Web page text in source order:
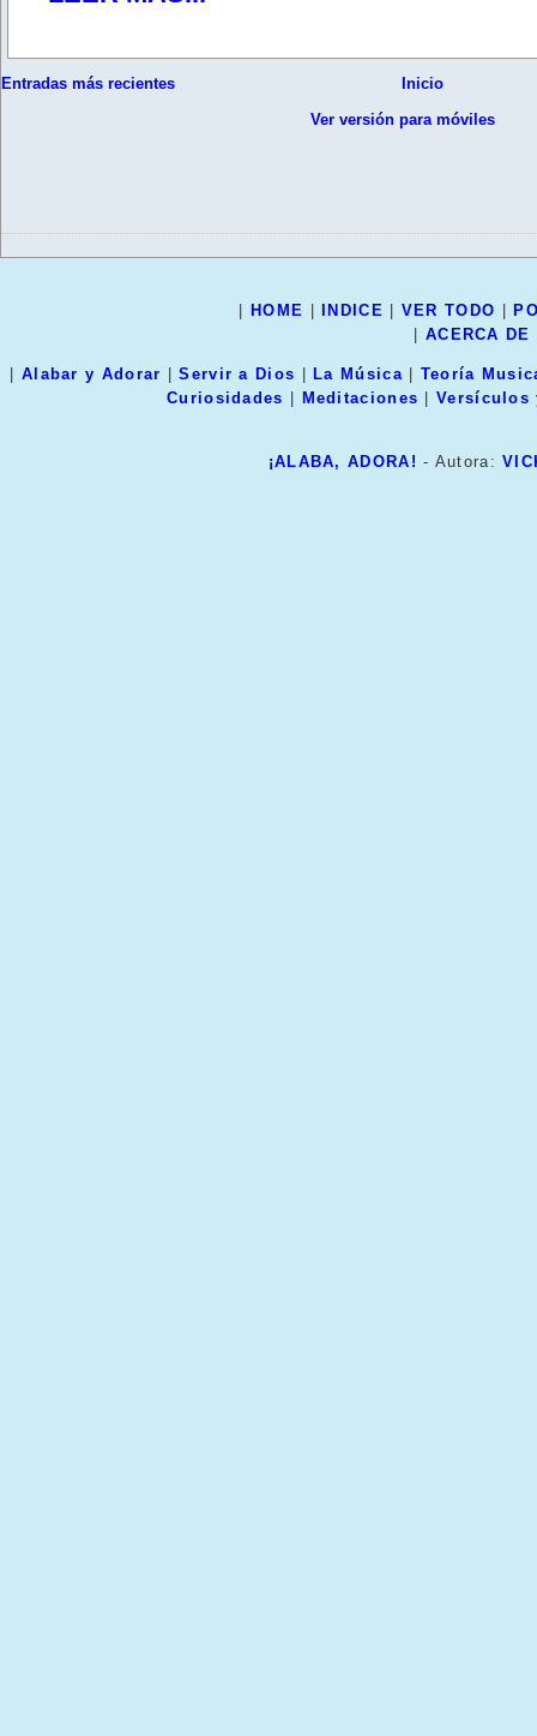
Entradas más recientes
Inicio
Ver versión para móviles
HOME INDICE VER TODO
ACERCA DE
Alabar y Adorar |Servir a Dios La Música| Teoría
Curiosidades
Meditaciones |Versículos
¡ALABA, ADORA! - Autora: